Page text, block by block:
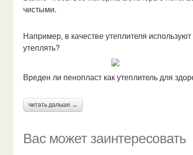
чистыми.
Например, в качестве утеплителя
утеплять?
Вреден ли пенопласт как утеплитель для
читать дальше →
Вас может заинтересовать